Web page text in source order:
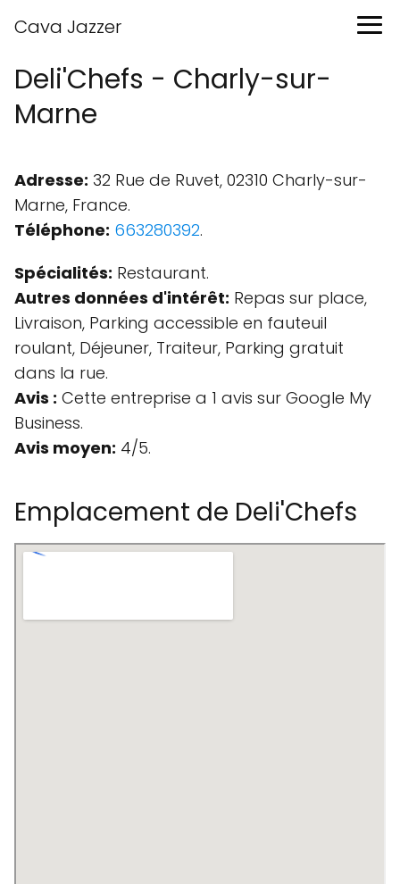
Cava Jazzer
Deli'Chefs - Charly-sur-
Marne
Adresse: 32 Rue de Ruvet, 02310 Charly-sur-
Marne, France.
Téléphone: 663280392.
Spécialités: Restaurant.
Autres données d'intérêt: Repas sur place,
Livraison, Parking accessible en fauteuil
roulant, Déjeuner, Traiteur, Parking gratuit
dans la rue.
Avis : Cette entreprise a 1 avis sur Google My
Business.
Avis moyen: 4/5.
Emplacement de Deli'Chefs